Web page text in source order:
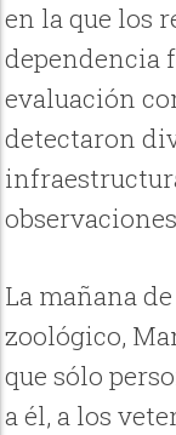
en la que los
dependencia
evaluación
detectaron
La mañana
zoológico,
que sólo
a él, a los